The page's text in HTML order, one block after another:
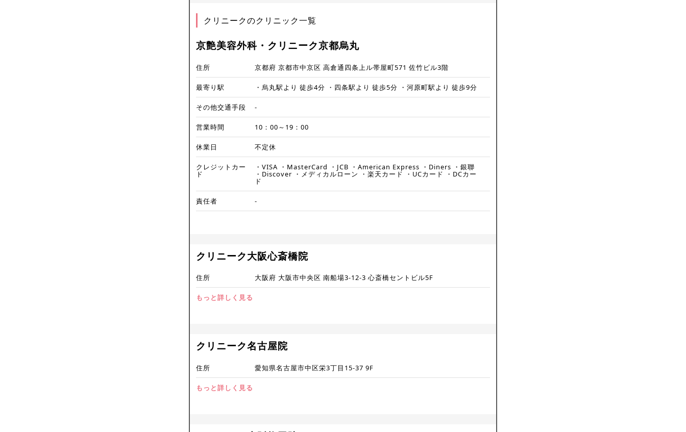
クリニークのクリニック一覧
京艶美容外科・クリニーク京都烏丸
住所 京都府 京都市中京区 高倉通四条上ル帯屋町571 佐竹ビル3階
最寄り駅 ・烏丸駅より 徒歩4分 ・四条駅より 徒歩5分 ・河原町駅より 徒歩9分
その他交通手段 -
営業時間 10：00～19：00
休業日 不定休
クレジットカー
ド
・VISA ・MasterCard ・JCB ・American Express ・Diners ・銀聯
・Discover ・メディカルローン ・楽天カード ・UCカード ・DCカー
ド
責任者 -
クリニーク大阪心斎橋院
住所 大阪府 大阪市中央区 南船場3-12-3 心斎橋セントビル5F
もっと詳しく見る
クリニーク名古屋院
住所 愛知県名古屋市中区栄3丁目15-37 9F
もっと詳しく見る